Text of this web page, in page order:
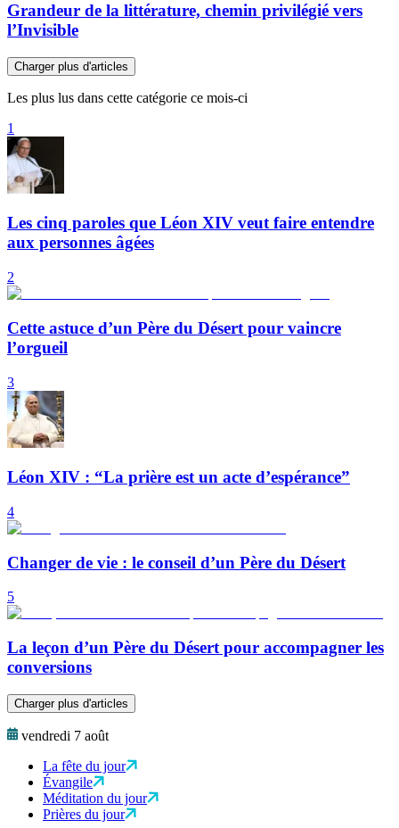
Grandeur de la littérature, chemin privilégié vers
l’Invisible
Charger plus d'articles
Les plus lus dans cette catégorie ce mois-ci
1
Les cinq paroles que Léon XIV veut faire entendre
aux personnes âgées
2
Cette astuce d’un Père du Désert pour vaincre
l’orgueil
3
Léon XIV : “La prière est un acte d’espérance”
4
Changer de vie : le conseil d’un Père du Désert
5
La leçon d’un Père du Désert pour accompagner les
conversions
Charger plus d'articles
vendredi 7 août
La fête du jour
Évangile
Méditation du jour
Prières du jour